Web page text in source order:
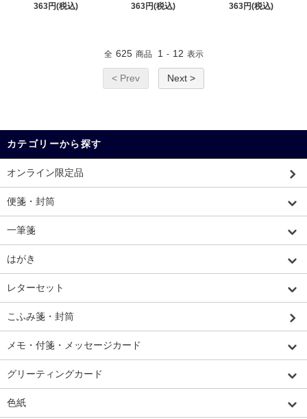
363円(税込)
363円(税込)
363円(税込)
全 625 商品 1 - 12 表示
< Prev Next >
カテゴリーから探す
オンライン限定品
便箋・封筒
一筆箋
はがき
レターセット
こふみ箋・封筒
メモ・付箋・メッセージカード
グリーティングカード
色紙